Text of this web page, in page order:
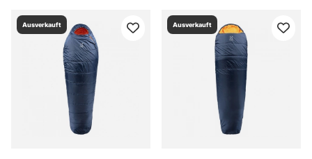
Ausverkauft Ausverkauft